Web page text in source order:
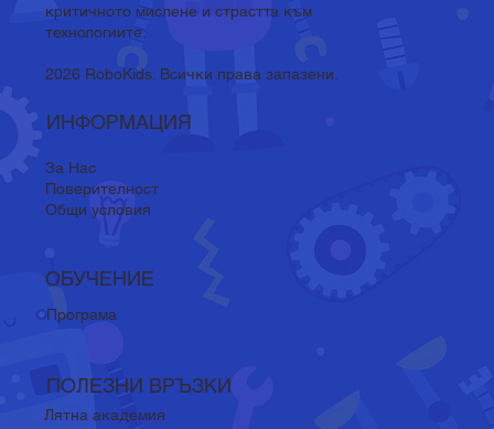
критичното мислене и страстта към
технологиите.
2026 RoboKids. Всички права запазени.
ИНФОРМАЦИЯ
За Нас
Поверителност
Общи условия
ПОЛЕЗНИ ВРЪЗКИ
Лятна академия
ОБУЧЕНИЕ
Програма